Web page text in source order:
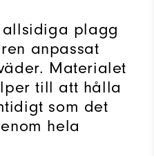
allsidiga plagg
anpassat
Materialet
till att hålla
som det
hela